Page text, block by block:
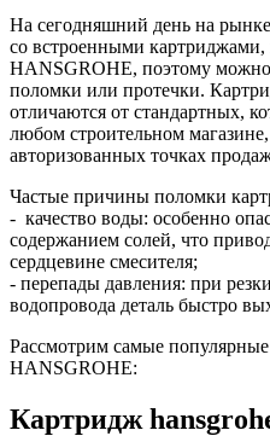
На сегодняшний день на
со встроенными картриджами,
HANSGROHE, поэтому можно
поломки или протечки.
отличаются от стандартных,
любом строительном
авторизованных точках
Частые причины поломки
- качество воды: особенно
содержанием солей, что
сердцевине смесителя;
- перепады давления: при
водопровода деталь быстро
Рассмотрим самые
HANSGROHE:
Картридж